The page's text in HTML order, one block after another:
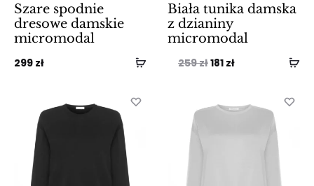
Szare spodnie
dresowe damskie
micromodal
299 zł
Biała tunika damska
z dzianiny
micromodal
259złPierwotna
wynosiła:
181 złAktualna
wynosi: